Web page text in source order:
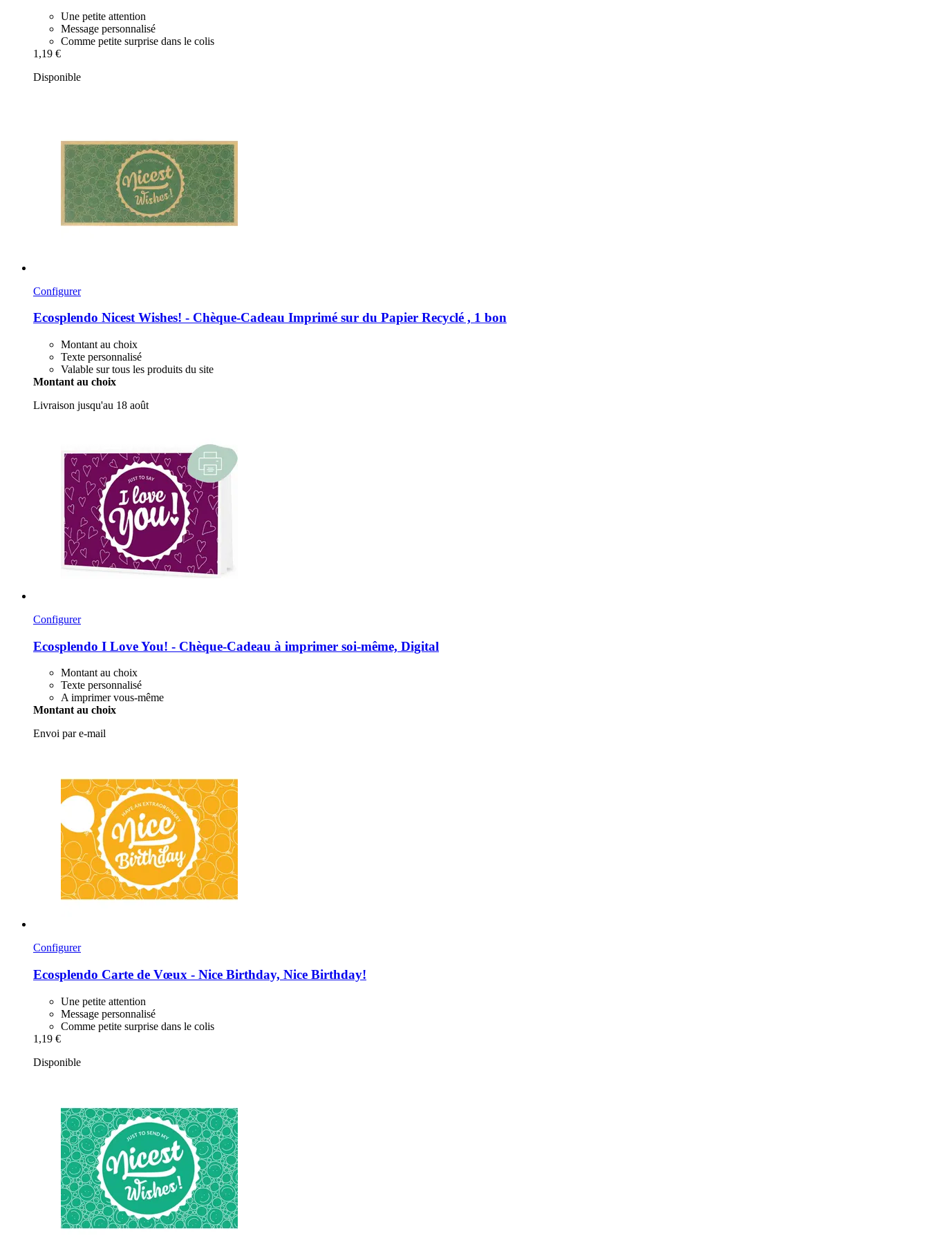
Une petite attention
Message personnalisé
Comme petite surprise dans le colis
1,19 €
Disponible
Configurer
Ecosplendo Nicest Wishes! -​ Chèque-​Cadeau Imprimé sur du Papier Recyclé , 1 bon
Montant au choix
Texte personnalisé
Valable sur tous les produits du site
Montant au choix
Livraison jusqu'au 18 août
Configurer
Ecosplendo I Love You! -​ Chèque-​Cadeau à imprimer soi-​même, Digital
Montant au choix
Texte personnalisé
A imprimer vous-même
Montant au choix
Envoi par e-mail
Configurer
Ecosplendo Carte de Vœux -​ Nice Birthday, Nice Birthday!
Une petite attention
Message personnalisé
Comme petite surprise dans le colis
1,19 €
Disponible